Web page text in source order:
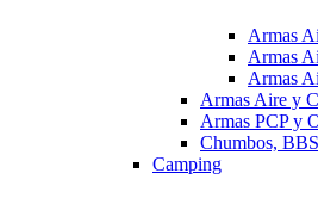
Armas
Armas
Armas
Armas Aire y
Armas PCP y
Chumbos,
Camping